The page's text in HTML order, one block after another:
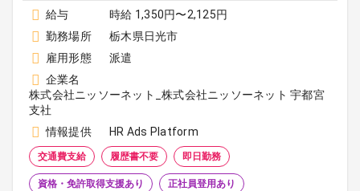
給与
時給 1,350円〜2,125円
勤務場所
栃木県日光市
雇用形態
派遣
企業名
株式会社ニッソーネット_株式会社ニッソーネット 宇都宮
支社
情報提供
HR Ads Platform
交通費支給 履歴書不要 即日勤務
資格・免許取得支援あり 正社員登用あり